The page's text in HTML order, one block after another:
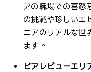
アの職場での喜怒
の挑戦や珍しいエ
ニアのリアルな世
ます。
ピアレビューエリ